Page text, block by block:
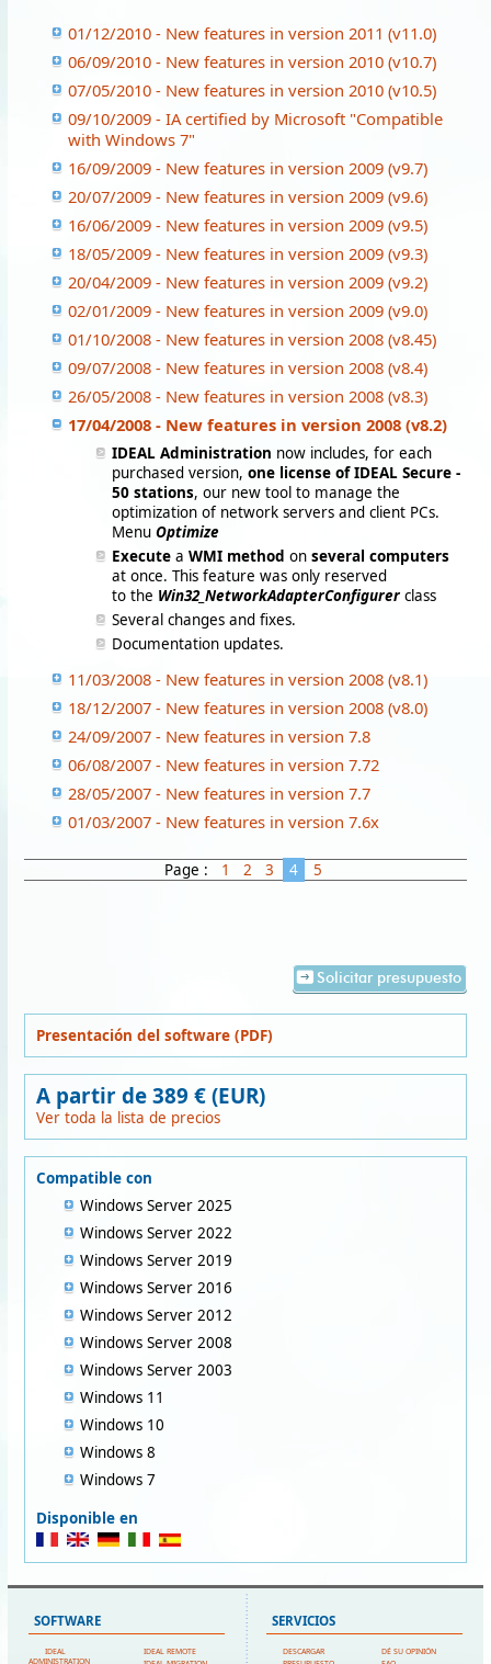
01/12/2010 - New features in version 2011 (v11.0)
06/09/2010 - New features in version 2010 (v10.7)
07/05/2010 - New features in version 2010 (v10.5)
09/10/2009 - IA certified by Microsoft "Compatible
with Windows 7"
16/09/2009 - New features in version 2009 (v9.7)
20/07/2009 - New features in version 2009 (v9.6)
16/06/2009 - New features in version 2009 (v9.5)
18/05/2009 - New features in version 2009 (v9.3)
20/04/2009 - New features in version 2009 (v9.2)
02/01/2009 - New features in version 2009 (v9.0)
01/10/2008 - New features in version 2008 (v8.45)
09/07/2008 - New features in version 2008 (v8.4)
26/05/2008 - New features in version 2008 (v8.3)
17/04/2008 - New features in version 2008 (v8.2)
IDEAL Administration now includes, for each
purchased version, one license of IDEAL Secure -
50 stations, our new tool to manage the
optimization of network servers and client PCs.
Menu Optimize
Execute a WMI method on several computers
at once. This feature was only reserved
to the Win32_NetworkAdapterConfigurer class
Several changes and fixes.
Documentation updates.
11/03/2008 - New features in version 2008 (v8.1)
18/12/2007 - New features in version 2008 (v8.0)
24/09/2007 - New features in version 7.8
06/08/2007 - New features in version 7.72
28/05/2007 - New features in version 7.7
01/03/2007 - New features in version 7.6x
Page : 1 2 3 4 5
Solicitar presupuesto
Presentación del software (PDF)
A partir de 389 € (EUR)
Ver toda la lista de precios
Compatible con
Windows Server 2025
Windows Server 2022
Windows Server 2019
Windows Server 2016
Windows Server 2012
Windows Server 2008
Windows Server 2003
Windows 11
Windows 10
Windows 8
Windows 7
Disponible en
SOFTWARE
IDEAL
ADMINISTRATION
IDEAL REMOTE
SERVICIOS
DESCARGAR
DÉ SU OPINIÓN